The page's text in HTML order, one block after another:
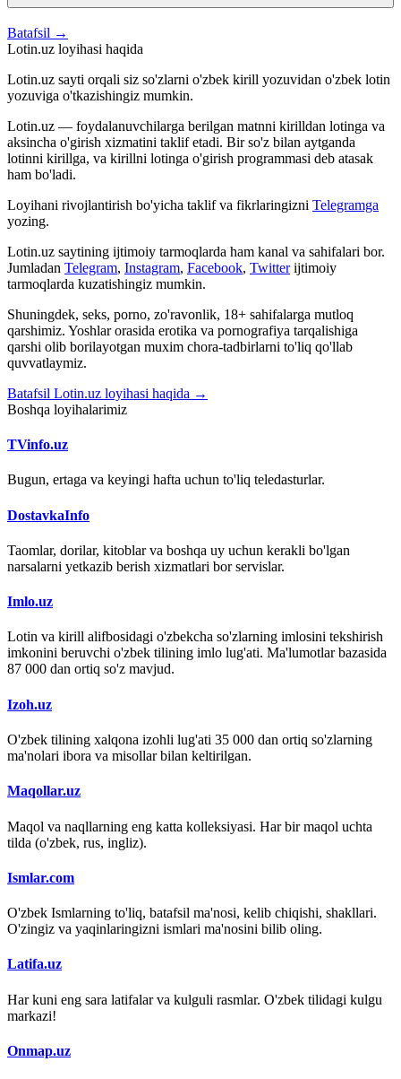
Batafsil →
Lotin.uz loyihasi haqida
Lotin.uz sayti orqali siz so'zlarni o'zbek kirill yozuvidan o'zbek lotin
yozuviga o'tkazishingiz mumkin.
Lotin.uz — foydalanuvchilarga berilgan matnni kirilldan lotinga va
aksincha o'girish xizmatini taklif etadi. Bir so'z bilan aytganda
lotinni kirillga, va kirillni lotinga o'girish programmasi deb atasak
ham bo'ladi.
Loyihani rivojlantirish bo'yicha taklif va fikrlaringizni Telegramga
yozing.
Lotin.uz saytining ijtimoiy tarmoqlarda ham kanal va sahifalari bor.
Jumladan Telegram, Instagram, Facebook, Twitter ijtimoiy
tarmoqlarda kuzatishingiz mumkin.
Shuningdek, seks, porno, zo'ravonlik, 18+ sahifalarga mutloq
qarshimiz. Yoshlar orasida erotika va pornografiya tarqalishiga
qarshi olib borilayotgan muxim chora-tadbirlarni to'liq qo'llab
quvvatlaymiz.
Batafsil Lotin.uz loyihasi haqida →
Boshqa loyihalarimiz
TVinfo.uz
Bugun, ertaga va keyingi hafta uchun to'liq teledasturlar.
DostavkaInfo
Taomlar, dorilar, kitoblar va boshqa uy uchun kerakli bo'lgan
narsalarni yetkazib berish xizmatlari bor servislar.
Imlo.uz
Lotin va kirill alifbosidagi o'zbekcha so'zlarning imlosini tekshirish
imkonini beruvchi o'zbek tilining imlo lug'ati. Ma'lumotlar bazasida
87 000 dan ortiq so'z mavjud.
Izoh.uz
O'zbek tilining xalqona izohli lug'ati 35 000 dan ortiq so'zlarning
ma'nolari ibora va misollar bilan keltirilgan.
Maqollar.uz
Maqol va naqllarning eng katta kolleksiyasi. Har bir maqol uchta
tilda (o'zbek, rus, ingliz).
Ismlar.com
O'zbek Ismlarning to'liq, batafsil ma'nosi, kelib chiqishi, shakllari.
O'zingiz va yaqinlaringizni ismlari ma'nosini bilib oling.
Latifa.uz
Har kuni eng sara latifalar va kulguli rasmlar. O'zbek tilidagi kulgu
markazi!
Onmap.uz